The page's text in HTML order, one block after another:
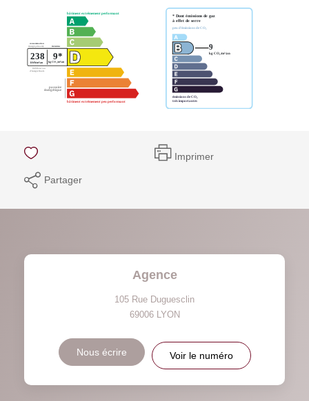
Imprimer
Partager
Agence
105 Rue Duguesclin
69006 LYON
Nous écrire Voir le numéro